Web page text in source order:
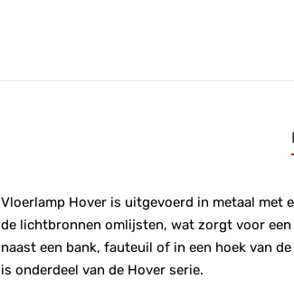
Vloerlamp Hover is uitgevoerd in metaal met
de lichtbronnen omlijsten, wat zorgt voor
naast een bank, fauteuil of in een hoek van
is onderdeel van de Hover serie.